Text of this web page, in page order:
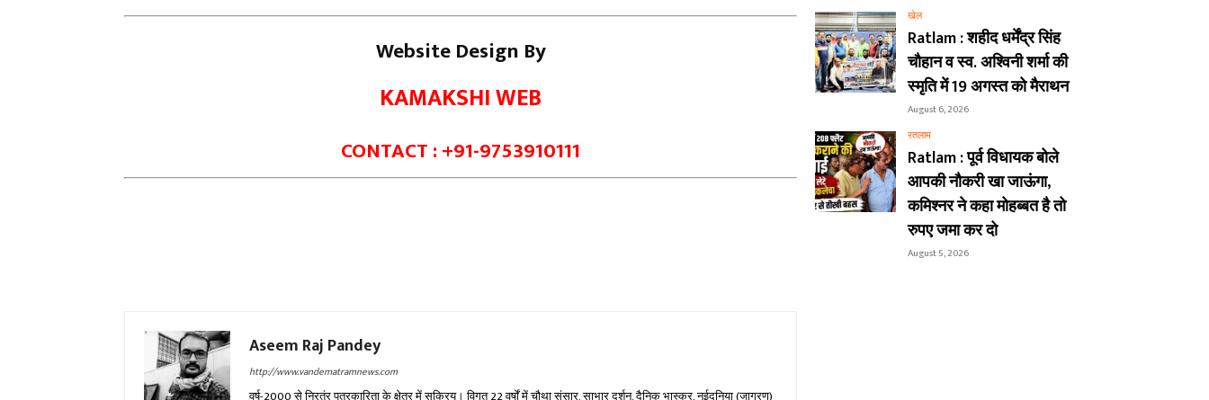
Website Design By
KAMAKSHI WEB
CONTACT : +91-9753910111
Aseem Raj Pandey
http://www.vandematramnews.com
वर्ष-2000 से निरतंर पत्रकारिता के क्षेत्र में सक्रिय। विगत 22 वर्षों में चौथा संसार, साभार दर्शन, दैनिक भास्कर, नईदुनिया (जागरण)
खेल
Ratlam : शहीद धर्मेंद्र सिंह
चौहान व स्व. अश्विनी शर्मा की
स्मृति में 19 अगस्त को मैराथन
August 6, 2026
रतलाम
Ratlam : पूर्व विधायक बोले
आपकी नौकरी खा जाऊंगा,
कमिश्नर ने कहा मोहब्बत है तो
रुपए जमा कर दो
August 5, 2026